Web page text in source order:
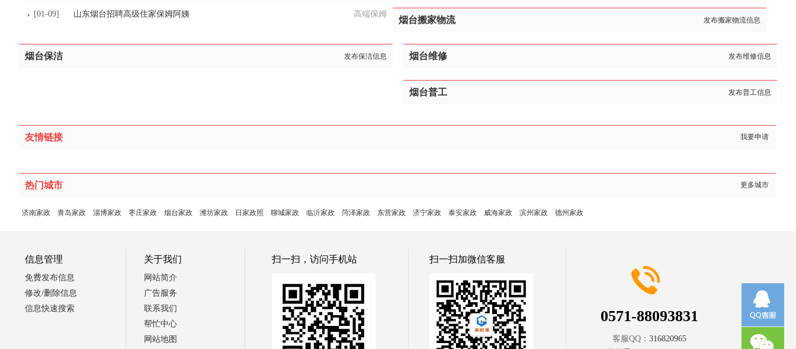
[01-09] 山东烟台招聘高级住家保姆阿姨 高端保姆
烟台搬家物流 发布搬家物流信息
烟台维修 发布维修信息
烟台保洁 发布保洁信息
烟台普工 发布普工信息
友情链接 我要申请
热门城市 更多城市
济南家政 青岛家政 淄博家政 枣庄家政 烟台家政 潍坊家政 日家政照 聊城家政 临沂家政 菏泽家政 东营家政 济宁家政 泰安家政 威海家政 滨州家政 德州家政
信息管理
免费发布信息
修改/删除信息
信息快速搜索
关于我们
网站简介
广告服务
联系我们
帮忙中心
网站地图
扫一扫，访问手机站 扫一扫加微信客服
0571-88093831
客服QQ： 316820965